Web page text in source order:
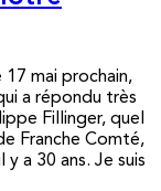
mai prochain,
a répondu très
Fillinger, quel
Franche Comté,
y a 30 ans. Je suis